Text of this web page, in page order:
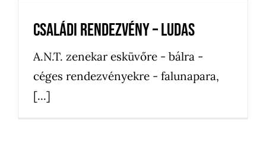
Családi rendezvény – Ludas
A.N.T. zenekar esküvőre - bálra -
céges rendezvényekre - falunapara,
[...]